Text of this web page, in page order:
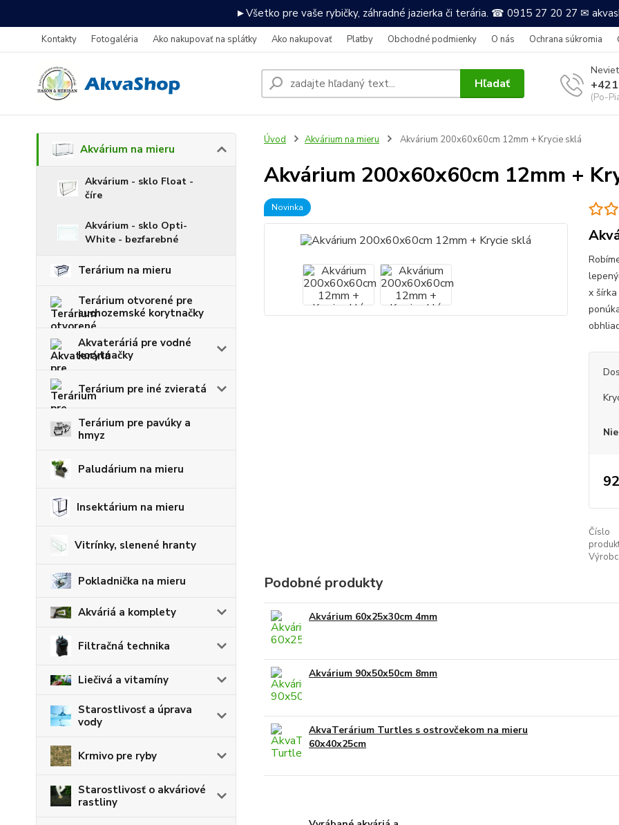
►Všetko pre vaše rybičky, záhradné jazierka či terária. ☎ 0915 27 20 27 ✉
Kontakty Fotogaléria Ako nakupovať na splátky Ako nakupovať Platby Obchodné podmienky O nás Ochrana súkromia
Hľadať
(Po-
Akvárium na mieru
Akvárium - sklo Float -
číre
Akvárium - sklo Opti-
White - bezfarebné
Terárium na mieru
Terárium otvorené pre
suchozemské korytnačky
Akvateráriá pre vodné
korytnačky
Terárium pre iné zvieratá
Terárium pre pavúky a
hmyz
Paludárium na mieru
Insektárium na mieru
Vitrínky, slenené hranty
Pokladnička na mieru
Akváriá a komplety
Filtračná technika
Liečivá a vitamíny
Starostlivosť a úprava
vody
Krmivo pre ryby
Starostlivosť o akváriové
rastliny
Úvod Akvárium na mieru Akvárium 200x60x60cm 12mm + Krycie sklá
Akvárium 200x60x60cm 12mm +
Novinka
x
Číslo
Podobné produkty
Akvárium 60x25x30cm 4mm
Akvárium 90x50x50cm 8mm
AkvaTerárium Turtles s ostrovčekom na mieru
60x40x25cm